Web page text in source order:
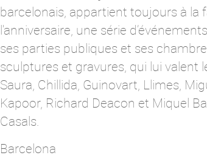
barcelonais, appartient toujours à la
l'anniversaire, une série
ses parties publiques et ses
sculptures et gravures, qui lui valent
Saura, Chillida, Guinovart, Llimes,
Kapoor, Richard Deacon et Miquel
Casals.
Barcelona